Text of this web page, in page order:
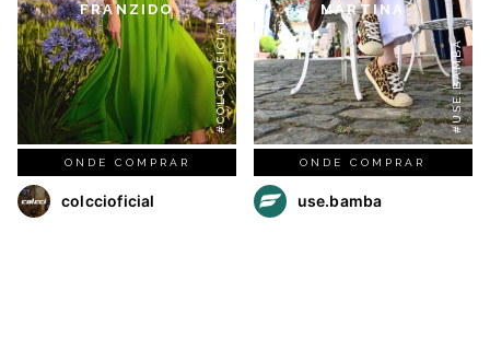
FRANZIDO
#COLCCIOFICIAL
ONDE COMPRAR
colccioficial
MARTINA
#USE.BAMBA
ONDE COMPRAR
use.bamba